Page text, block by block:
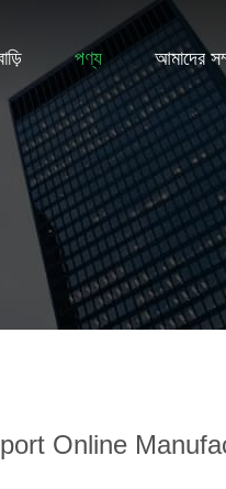
পণ্য আমাদের
Online